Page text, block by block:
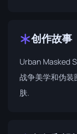
创作故事
Urban Masked
战争美学和伪装
肤.